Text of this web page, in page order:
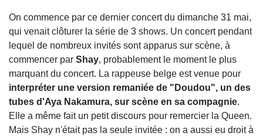
On commence par ce dernier concert du dimanche 31 mai,
qui venait clôturer la série de 3 shows. Un concert pendant
lequel de nombreux invités sont apparus sur scène, à
commencer par Shay, probablement le moment le plus
marquant du concert. La rappeuse belge est venue pour
interpréter une version remaniée de "Doudou", un des
tubes d'Aya Nakamura, sur scène en sa compagnie.
Elle a même fait un petit discours pour remercier la Queen.
Mais Shay n'était pas la seule invitée : on a aussi eu droit à